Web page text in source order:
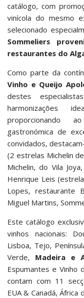
catálogo, com
vinícola do mesmo
selecionado
Sommeliers
restaurantes do
Como parte da
Vinho e Queijo
destes
harmonizações
proporcionando
gastronómica de
convidados,
(2 estrelas Michelin
Michelin, do Vila
Henrique Leis
Lopes, restaurante
Miguel Martins,
Este catálogo
vinhos nacionais:
Lisboa, Tejo,
Verde, Madeira e
Espumantes e Vinho
contam com 11
EUA & Canadá, África